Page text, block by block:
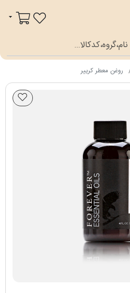
سبد خرید
روغن معطر کرییر